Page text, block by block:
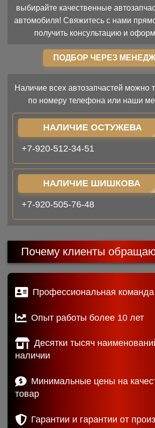
выбирайте качественные
автомобиля! Свяжитесь с нами
получить консультацию и
ПОДБОР ЧЕРЕЗ
Наличие всех автозапчастей можно
по номеру телефона или наши
НАЛИЧИЕ ОСТУЖЕВА
+7-920-512-34-51
НАЛИЧИЕ ШИШКОВА
+7-920-505-76-48
Почему клиенты
Профессиональная команда
Опыт работы более 10 лет
Десятки тысяч
наличии
Минимальные цены на
товар
Гарантии и гарантии от